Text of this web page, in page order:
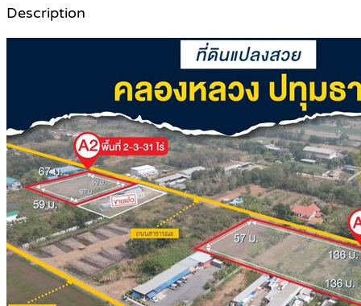
Description